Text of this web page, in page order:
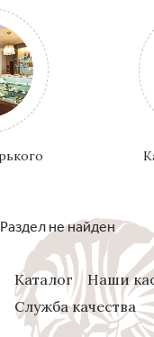
Раздел не найден
Каталог Наши
Служба качества